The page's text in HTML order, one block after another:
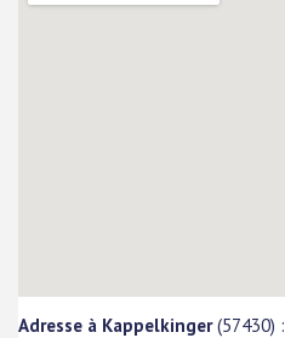
Adresse à Kappelkinger(57430) :